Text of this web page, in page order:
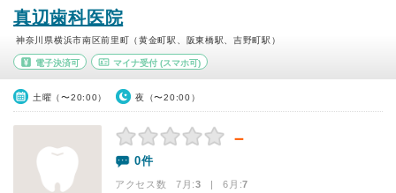
真辺歯科医院
神奈川県横浜市南区前里町（黄金町駅、阪東橋駅、吉野町駅）
電子決済可 マイナ受付(スマホ可)
土曜（〜20:00） 夜（〜20:00）
－
0件
アクセス数 7月:3 | 6月:7